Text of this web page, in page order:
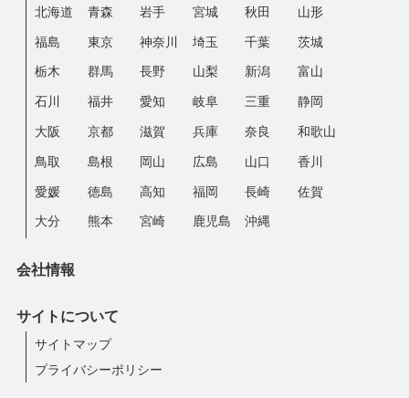
北海道 青森 岩手 宮城 秋田 山形
福島 東京 神奈川 埼玉 千葉 茨城
栃木 群馬 長野 山梨 新潟 富山
石川 福井 愛知 岐阜 三重 静岡
大阪 京都 滋賀 兵庫 奈良 和歌山
鳥取 島根 岡山 広島 山口 香川
愛媛 徳島 高知 福岡 長崎 佐賀
大分 熊本 宮崎 鹿児島 沖縄
会社情報
サイトについて
サイトマップ
プライバシーポリシー